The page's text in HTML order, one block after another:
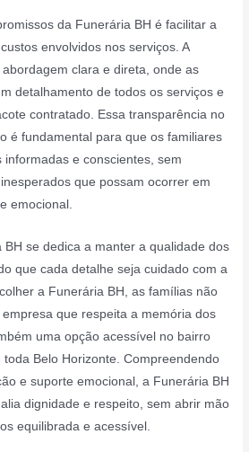
da Funerária BH é facilitar a
envolvidos nos serviços. A
clara e direta, onde as
detalhamento de todos os serviços e
contratado. Essa transparência no
é fundamental para que os familiares
informadas e conscientes, sem
que possam ocorrer em
emocional.
se dedica a manter a qualidade dos
que cada detalhe seja cuidado com a
a Funerária BH, as famílias não
que respeita a memória dos
uma opção acessível no bairro
toda Belo Horizonte. Compreendendo
e suporte emocional, a Funerária BH
dignidade e respeito, sem abrir mão
equilibrada e acessível.